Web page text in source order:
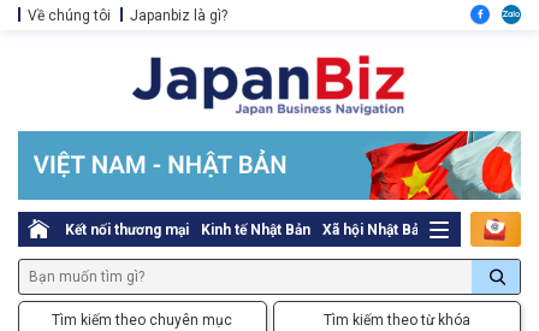
Về chúng tôi Japanbiz là gì?
Kết nối thương mại Kinh tế Nhật Bản Xã hội Nhật Bản Thủ tục pháp
Tìm kiếm theo chuyên mục Tìm kiếm theo từ khóa